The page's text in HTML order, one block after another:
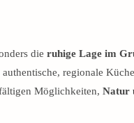
die ruhige Lage im
regionale
Möglichkeiten, Natur